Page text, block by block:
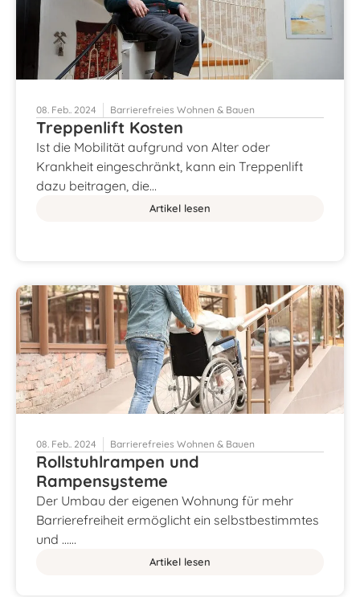
08. Feb.. 2024 Barrierefreies Wohnen & Bauen
Treppenlift Kosten
Ist die Mobilität aufgrund von Alter oder
Krankheit eingeschränkt, kann ein Treppenlift
dazu beitragen, die…
Artikel lesen
08. Feb.. 2024 Barrierefreies Wohnen & Bauen
Rollstuhlrampen und
Rampensysteme
Der Umbau der eigenen Wohnung für mehr
Barrierefreiheit ermöglicht ein selbstbestimmtes
und ……
Artikel lesen